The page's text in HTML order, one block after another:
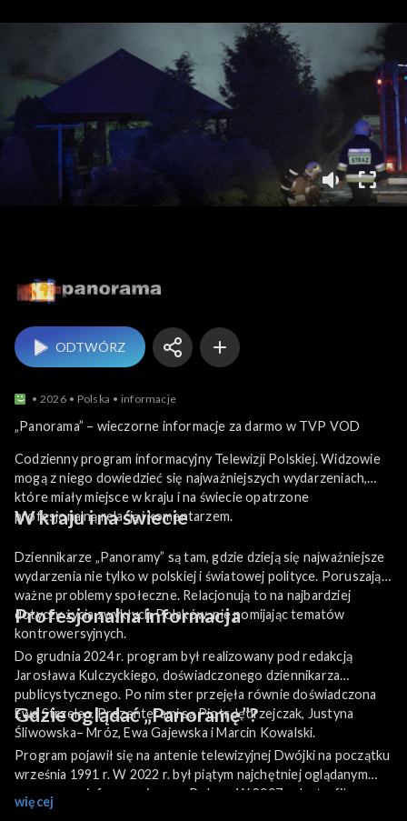
ODTWÓRZ
2026 Polska informacje
„Panorama” – wieczorne informacje za darmo w TVP VOD
Codzienny program informacyjny Telewizji Polskiej. Widzowie
mogą z niego dowiedzieć się najważniejszych wydarzeniach,
które miały miejsce w kraju i na świecie opatrzone
profesjonalną relacją i komentarzem.
W kraju i na świecie
Dziennikarze „Panoramy” są tam, gdzie dzieją się najważniejsze
wydarzenia nie tylko w polskiej i światowej polityce. Poruszają
ważne problemy społeczne. Relacjonują to na najbardziej
dotyczy życia zwykłych Polaków, nie pomijając tematów
kontrowersyjnych.
Profesjonalna informacja
Do grudnia 2024 r. program był realizowany pod redakcją
Jarosława Kulczyckiego, doświadczonego dziennikarza
publicystycznego. Po nim ster przejęła równie doświadczona
Ewa Strzelec. Prezenterami są Piotr Jędrzejczak, Justyna
Śliwowska– Mróz, Ewa Gajewska i Marcin Kowalski.
Gdzie oglądać „Panoramę”?
Program pojawił się na antenie telewizyjnej Dwójki na początku
września 1991 r. W 2022 r. był piątym najchętniej oglądanym
programem informacyjnym w Polsce. W 2007 roku trafił na
antenę TVP Info, a ci, którzy nie mieli okazji obejrzeć go na
więcej